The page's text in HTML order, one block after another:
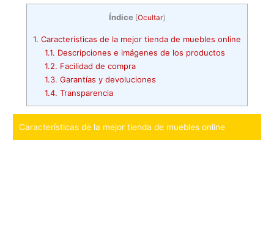
Índice [Ocultar]
1. Características de la mejor tienda de muebles online
1.1. Descripciones e imágenes de los productos
1.2. Facilidad de compra
1.3. Garantías y devoluciones
1.4. Transparencia
Características de la mejor tienda de muebles online